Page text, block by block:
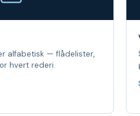
alfabetisk — flådelister,
hvert rederi.